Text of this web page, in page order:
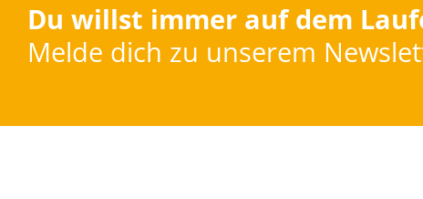
Du willst immer auf dem
Melde dich zu unserem